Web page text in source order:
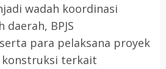
wadah koordinasi
BPJS
para pelaksana proyek
konstruksi terkait